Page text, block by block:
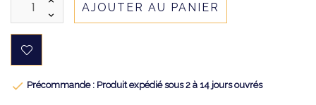
AJOUTER AU PANIER
 Précommande : Produit expédié sous 2 à 14 jours ouvrés